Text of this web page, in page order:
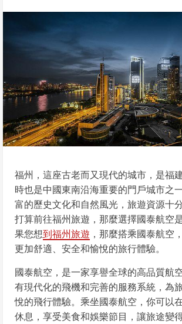
福州，這座古老而又現代的城市，是福
時也是中國東南沿海重要的門戶城市之
富的歷史文化和自然風光，旅遊資源十
打算前往福州旅遊，那麼選擇國泰航空
果您想到福州旅遊 ，那麼搭乘國泰航空
更加舒適、安全和愉悅的旅行體驗。
國泰航空，是一家享譽全球的高品質航
有現代化的飛機和完善的服務系統，為
悅的飛行體驗。乘坐國泰航空，你可以
休息，享受美食和娛樂節目，讓旅途變